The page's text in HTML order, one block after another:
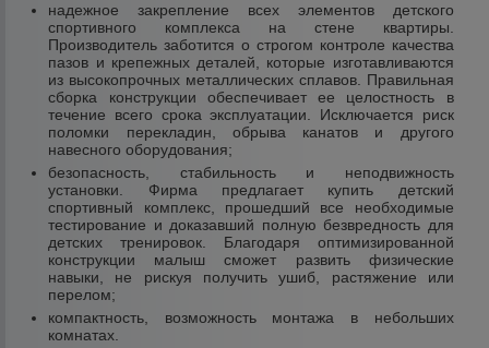
надежное закрепление всех элементов детского
спортивного комплекса на стене квартиры.
Производитель заботится о строгом контроле качества
пазов и крепежных деталей, которые изготавливаются
из высокопрочных металлических сплавов. Правильная
сборка конструкции обеспечивает ее целостность в
течение всего срока эксплуатации. Исключается риск
поломки перекладин, обрыва канатов и другого
навесного оборудования;
безопасность, стабильность и неподвижность
установки. Фирма предлагает купить детский
спортивный комплекс, прошедший все необходимые
тестирование и доказавший полную безвредность для
детских тренировок. Благодаря оптимизированной
конструкции малыш сможет развить физические
навыки, не рискуя получить ушиб, растяжение или
перелом;
компактность, возможность монтажа в небольших
комнатах.